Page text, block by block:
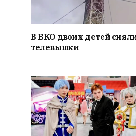
В ВКО двоих детей
телевышки